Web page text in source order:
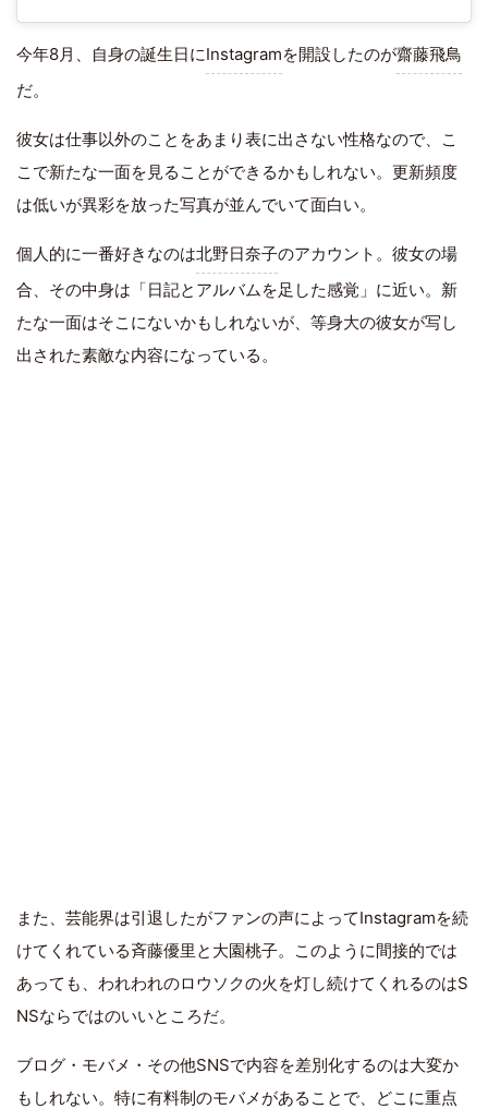
今年8月、自身の誕生日にInstagramを開設したのが齋藤飛鳥
だ。
彼女は仕事以外のことをあまり表に出さない性格なので、こ
こで新たな一面を見ることができるかもしれない。更新頻度
は低いが異彩を放った写真が並んでいて面白い。
個人的に一番好きなのは北野日奈子のアカウント。彼女の場
合、その中身は「日記とアルバムを足した感覚」に近い。新
たな一面はそこにないかもしれないが、等身大の彼女が写し
出された素敵な内容になっている。
また、芸能界は引退したがファンの声によってInstagramを続
けてくれている斉藤優里と大園桃子。このように間接的では
あっても、われわれのロウソクの火を灯し続けてくれるのはS
NSならではのいいところだ。
ブログ・モバメ・その他SNSで内容を差別化するのは大変か
もしれない。特に有料制のモバメがあることで、どこに重点